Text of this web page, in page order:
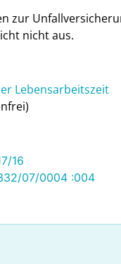
zur
nicht aus.
Lebensarbeitszeit
16
07/0004 :004